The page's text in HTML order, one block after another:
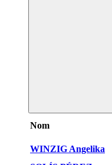
Nom
WINZIG Angelika